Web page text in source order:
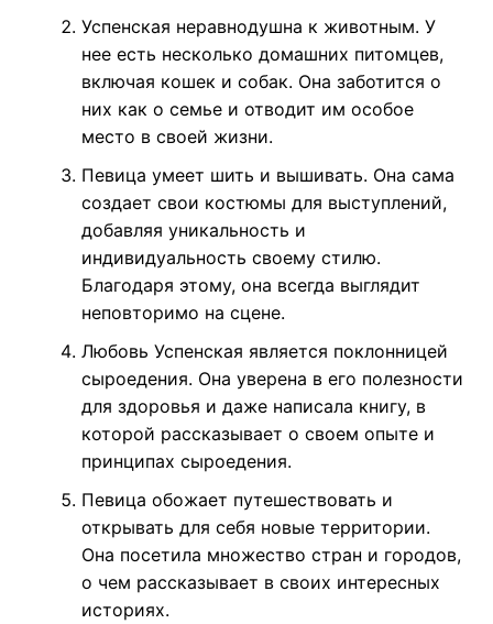
Успенская неравнодушна к животным. У
нее есть несколько домашних питомцев,
включая кошек и собак. Она заботится о
них как о семье и отводит им особое
место в своей жизни.
Певица умеет шить и вышивать. Она сама
создает свои костюмы для выступлений,
добавляя уникальность и
индивидуальность своему стилю.
Благодаря этому, она всегда выглядит
неповторимо на сцене.
Любовь Успенская является поклонницей
сыроедения. Она уверена в его полезности
для здоровья и даже написала книгу, в
которой рассказывает о своем опыте и
принципах сыроедения.
Певица обожает путешествовать и
открывать для себя новые территории.
Она посетила множество стран и городов,
о чем рассказывает в своих интересных
историях.